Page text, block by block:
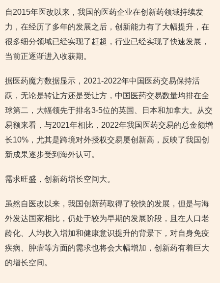
自2015年医改以来，我国的医药企业在创新药领域持续发
力，在经历了多年的发展之后，创新能力有了大幅提升，在
很多细分领域已经实现了赶超，行业已经实现了快速发展，
当前正逐渐进入收获期。
据医药魔方数据显示，2021-2022年中国医药交易保持活
跃，无论是转让方还是受让方，中国医药交易数量均排在全
球第二，大幅领先于排名3-5位的英国、日本和加拿大。从交
易额来看，与2021年相比，2022年我国医药交易的总金额增
长10%，尤其是跨境对外授权交易屡创新高，反映了我国创
新成果逐步受到海外认可。
需求旺盛，创新药增长空间大。
虽然自医改以来，我国创新药取得了较快的发展，但是与海
外发达国家相比，仍处于较为早期的发展阶段，且在人口老
龄化、人均收入增加和健康意识提升的背景下，对自身免疫
疾病、肿瘤等方面的需求也将会大幅增加，创新药有着巨大
的增长空间。